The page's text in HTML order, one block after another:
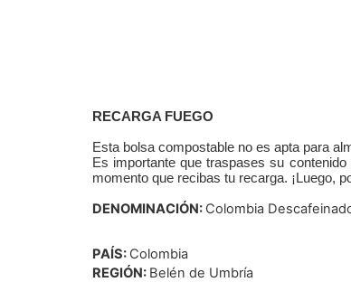
RECARGA FUEGO
Esta bolsa compostable no es apta para
Es importante que traspases su
momento que recibas tu recarga. ¡Luego,
DENOMINACIÓN: Colombia
PAÍS: Colombia
REGIÓN: Belén de Umbría